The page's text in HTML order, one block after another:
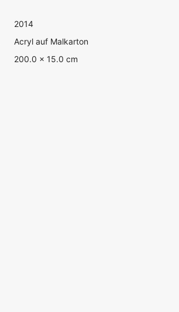
2014
Acryl auf Malkarton
200.0 × 15.0 cm